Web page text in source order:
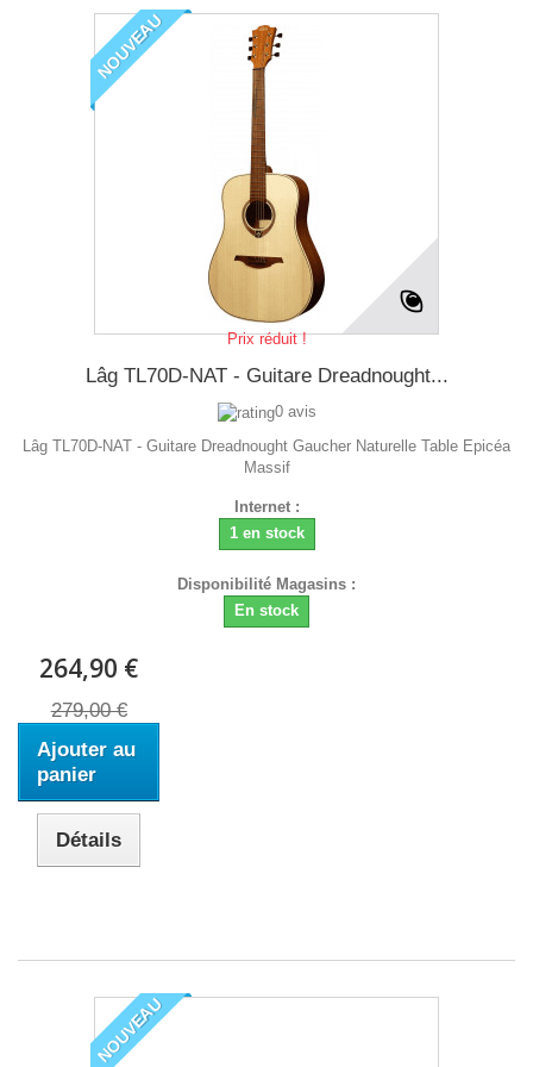
NOUVEAU
Prix réduit !
Lâg TL70D-NAT - Guitare Dreadnought...
0 avis
Lâg TL70D-NAT - Guitare Dreadnought Gaucher Naturelle Table Epicéa
Massif
Internet :
1 en stock
Disponibilité Magasins :
En stock
264,90 €
279,00 €
Ajouter au
panier
Détails
NOUVEAU